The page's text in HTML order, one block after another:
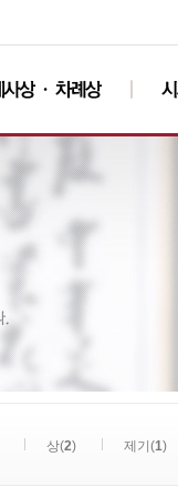
상(2) 제기(1)